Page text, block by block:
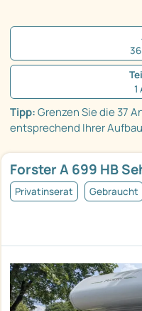
1
Tipp:Grenzen Sie die 37
entsprechend Ihrer
Forster A 699 HB
Privatinserat Gebraucht